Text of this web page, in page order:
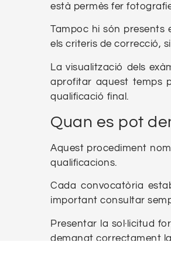
està permès fer
Tampoc hi són presents
els criteris de correcció,
La visualització dels
aprofitar aquest temps
qualificació final.
Quan es pot
Aquest procediment
qualificacions.
Cada convocatòria
important consultar
Presentar la sol·licitud
demanat correctament